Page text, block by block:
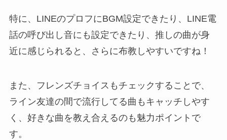
特に、 LINEのプロフにBGM設定できたり、 LINE電
話の呼び出し音にも設定できたり、推しの曲が身
近に感じられると、さらに布教しやすいですね！
また、フレンズチョイスもチェックすることで、
ライン友達の間で流行してる曲もキャッチしやす
く、好きな曲を教え合えるのも魅力ポイントで
す。